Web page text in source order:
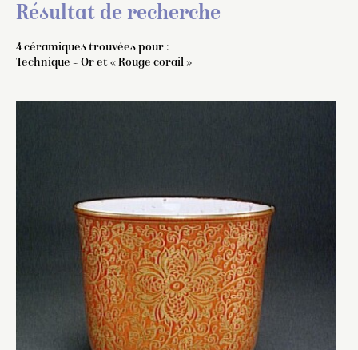
Résultat de recherche
4 céramiques trouvées pour :
Technique = Or et « Rouge corail »